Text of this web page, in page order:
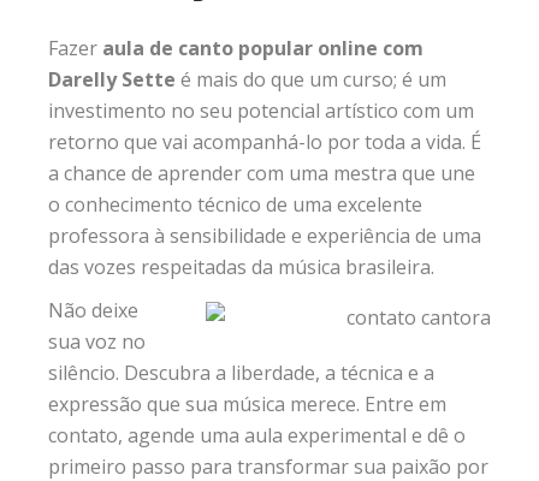
Fazer aula de canto popular online com
Darelly Sette é mais do que um curso; é um
investimento no seu potencial artístico com um
retorno que vai acompanhá-lo por toda a vida. É
a chance de aprender com uma mestra que une
o conhecimento técnico de uma excelente
professora à sensibilidade e experiência de uma
das vozes respeitadas da música brasileira.
Não deixe
sua voz no
silêncio. Descubra a liberdade, a técnica e a
expressão que sua música merece. Entre em
contato, agende uma aula experimental e dê o
primeiro passo para transformar sua paixão por